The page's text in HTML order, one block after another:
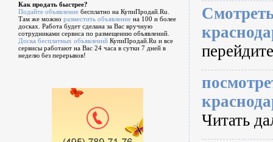
Как продать быстрее?
Подайте объявление бесплатно на КупиПродай.Ru.
Там же можно разместить объявление на 100 и более
досках. Работа будет сделана за Вас вручную
сотрудниками сервиса по размещению объявлений.
Доска бесплатных объявлений КупиПродай.Ru и все
сервисы работают на Вас 24 часа в сутки 7 дней в
неделю без перерывов!
Читать